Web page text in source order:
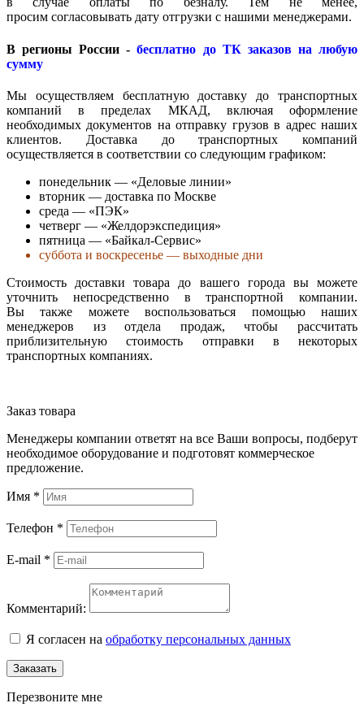
просим согласовывать дату отгрузки с нашими менеджерами.
В регионы России -бесплатно до ТК заказов на любую
сумму
Мы осуществляем бесплатную доставку до транспортных
компаний в пределах МКАД, включая оформление
необходимых документов на отправку грузов в адрес наших
клиентов. Доставка до транспортных компаний
осуществляется в соответствии со следующим графиком:
понедельник — «Деловые линии»
вторник — доставка по Москве
среда — «ПЭК»
четверг — «Желдорэкспедиция»
пятница — «Байкал-Сервис»
суббота и воскресенье — выходные дни
Стоимость доставки товара до вашего города вы можете
уточнить непосредственно в транспортной компании.
Вы также можете воспользоваться помощью наших
менеджеров из отдела продаж, чтобы рассчитать
приблизительную стоимость отправки в некоторых
транспортных компаниях.
Заказ товара
Менеджеры компании ответят на все Ваши вопросы, подберут
необходимое оборудование и подготовят коммерческое
предложение.
Имя *
Телефон *
E-mail *
Комментарий:
Я согласен на обработку персональных данных
Заказать
Перезвоните мне